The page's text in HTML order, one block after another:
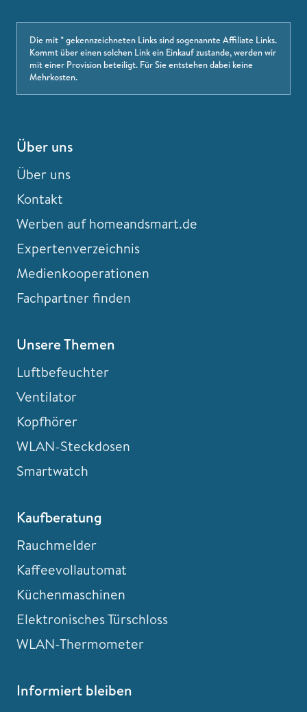
Die mit * gekennzeichneten Links sind sogenannte Affiliate Links.
Kommt über einen solchen Link ein Einkauf zustande, werden wir
mit einer Provision beteiligt. Für Sie entstehen dabei keine
Mehrkosten.
Über uns
Über uns
Kontakt
Werben auf homeandsmart.de
Expertenverzeichnis
Medienkooperationen
Fachpartner finden
Unsere Themen
Luftbefeuchter
Ventilator
Kopfhörer
WLAN-Steckdosen
Smartwatch
Kaufberatung
Rauchmelder
Kaffeevollautomat
Küchenmaschinen
Elektronisches Türschloss
WLAN-Thermometer
Informiert bleiben